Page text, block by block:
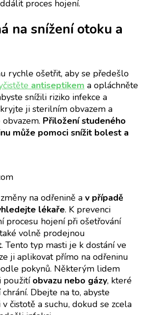
proces hojení.
na snížení otoku a
rychle ošetřit, aby se předešlo
antiseptikem a opláchněte
snížili riziko infekce a
ji sterilním obvazem a
Přiložení studeného
může pomoci snížit bolest a
na odřenině a v případě
lékaře. K prevenci
procesu hojení při ošetřování
volně prodejnou
. Tento typ masti je k dostání ve
ji aplikovat přímo na odřeninu
pokynů. Některým lidem
použití obvazu nebo gázy, které
Dbejte na to, abyste
čistotě a suchu, dokud se zcela